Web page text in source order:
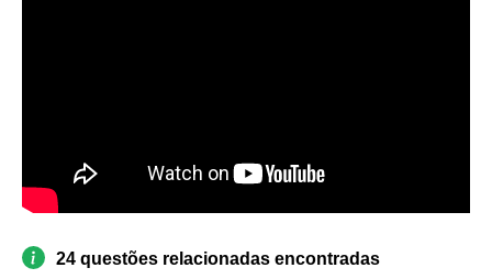
24 questões relacionadas encontradas